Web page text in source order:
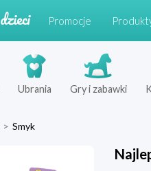
Promocje
Ubrania Gry i zabawki
> Smyk